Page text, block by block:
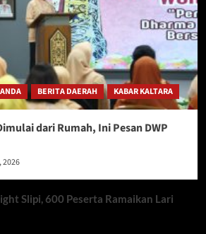
BERITA DAERAH KABAR KALTARA
dari Rumah, Ini Pesan DWP
2026
Slipi, 600 Peserta Ramaikan Lari